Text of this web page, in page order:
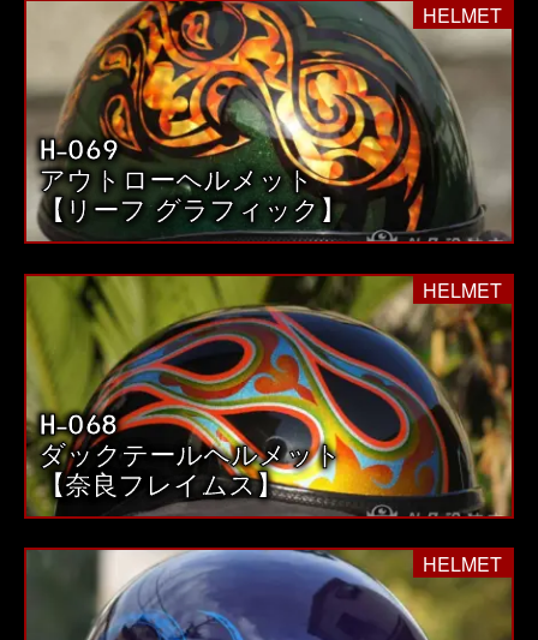
HELMET
H-069
アウトローヘルメット
【リーフ グラフィック】
HELMET
H-068
ダックテールヘルメット
【奈良フレイムス】
HELMET